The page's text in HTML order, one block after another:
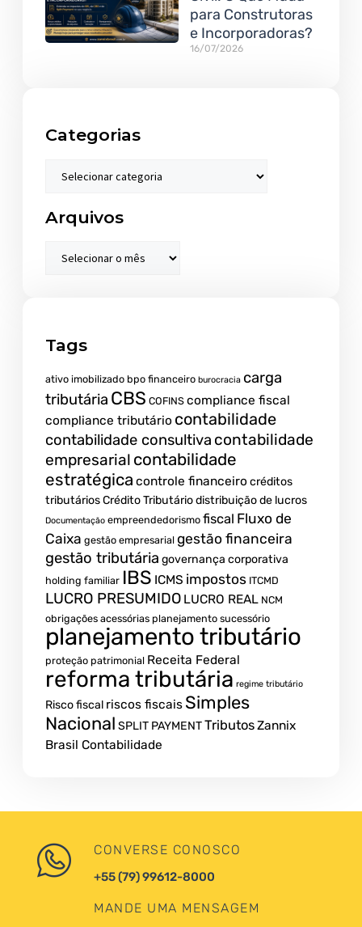
para Construtoras
e Incorporadoras?
16/07/2026
Categorias
Arquivos
Tags
ativo imobilizado bpo financeiro burocracia carga
tributária CBS COFINS compliance fiscal
compliance tributário contabilidade
contabilidade consultiva contabilidade
empresarial contabilidade
estratégica controle financeiro créditos
tributáriosCrédito Tributáriodistribuição de lucros
Documentação empreendedorismo fiscal Fluxo de
Caixa gestão empresarial gestão financeira
gestão tributária governança corporativa
holding familiar IBS ICMS impostos ITCMD
LUCRO PRESUMIDO LUCRO REAL NCM
obrigações acessórias planejamento sucessório
planejamento tributário
proteção patrimonial Receita Federal
reforma tributária regime tributário
Risco fiscal riscos fiscais Simples
Nacional SPLIT PAYMENTTributosZannix
Brasil Contabilidade
CONVERSE CONOSCO
+55 (79) 99612-8000
MANDE UMA MENSAGEM